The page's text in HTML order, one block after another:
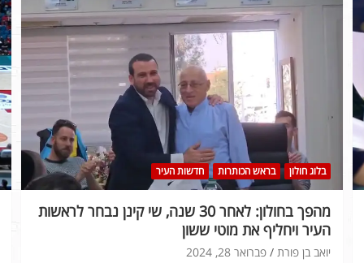
בלוג חולון בראש הכותרות חדשות העיר
מהפך בחולון: לאחר 30 שנה, שי קינן נבחר לראשות
העיר ויחליף את מוטי ששון
פברואר 28, 2024 יואב בן פורת